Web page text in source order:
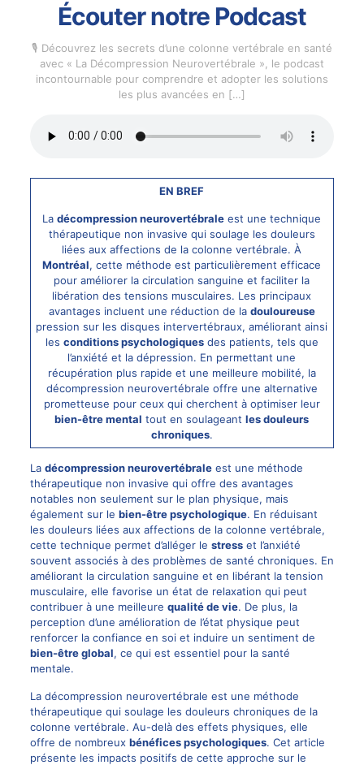
Écouter notre Podcast
🎙️ Découvrez les secrets d’une colonne vertébrale en santé
avec « La Décompression Neurovertébrale », le podcast
incontournable pour comprendre et adopter les solutions
les plus avancées en […]
EN BREF
Ladécompression neurovertébrale est une technique
thérapeutique non invasive qui soulage les douleurs
liées aux affections de la colonne vertébrale. À
Montréal, cette méthode est particulièrement efficace
pour améliorer la circulation sanguine et faciliter la
libération des tensions musculaires. Les principaux
avantages incluent une réduction de la douloureuse
pression sur les disques intervertébraux, améliorant ainsi
les conditions psychologiquesdes patients, tels que
l’anxiété et la dépression. En permettant une
récupération plus rapide et une meilleure mobilité, la
décompression neurovertébrale offre une alternative
prometteuse pour ceux qui cherchent à optimiser leur
bien-être mental tout en soulageantles douleurs
chroniques.
La décompression neurovertébraleest une méthode
thérapeutique non invasive qui offre des avantages
notables non seulement sur le plan physique, mais
également sur le bien-être psychologique. En réduisant
les douleurs liées aux affections de la colonne vertébrale,
cette technique permet d’alléger le stresset l’anxiété
souvent associés à des problèmes de santé chroniques. En
améliorant la circulation sanguine et en libérant la tension
musculaire, elle favorise un état de relaxation qui peut
contribuer à une meilleure qualité de vie. De plus, la
perception d’une amélioration de l’état physique peut
renforcer la confiance en soi et induire un sentiment de
bien-être global, ce qui est essentiel pour la santé
mentale.
La décompression neurovertébrale est une méthode
thérapeutique qui soulage les douleurs chroniques de la
colonne vertébrale. Au-delà des effets physiques, elle
offre de nombreux bénéfices psychologiques. Cet article
présente les impacts positifs de cette approche sur le